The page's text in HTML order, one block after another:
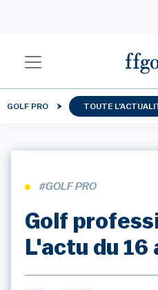
GOLF PRO TOUTE
#GOLF PRO
Golf
L'actu du 16